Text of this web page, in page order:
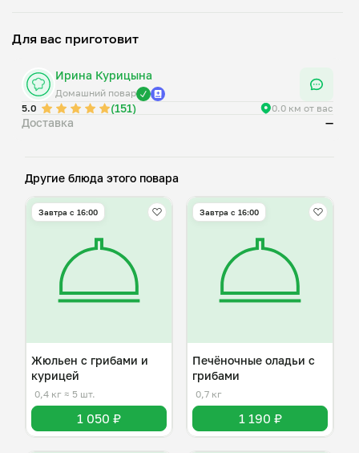
Для вас приготовит
Ирина Курицына
Домашний повар
5.0
(151) 0.0 км от вас
Доставка —
Другие блюда этого повара
Завтра c 16:00
Жюльен с грибами и
курицей
0,4 кг ≈ 5 шт.
1 050 ₽
Завтра c 16:00
Печёночные оладьи с
грибами
0,7 кг
1 190 ₽